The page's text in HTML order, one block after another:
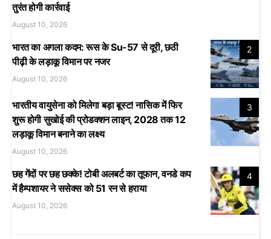
तुरंत होगी कार्रवाई
August 10, 2026
2
भारत का अगला कदम: रूस के Su-57 से दूरी, छठी
पीढ़ी के लड़ाकू विमान पर नजर
August 10, 2026
3
भारतीय वायुसेना को मिलेगा बड़ा बूस्ट! नासिक में फिर
शुरू होगी सुखोई की प्रोडक्शन लाइन, 2028 तक 12
लड़ाकू विमान बनाने का लक्ष्य
August 10, 2026
4
छह गेंदों पर छह छक्के! टोबी अलबर्ट का तूफान, वनडे कप
में हैम्पशायर ने ससेक्स को 51 रन से हराया
August 10, 2026